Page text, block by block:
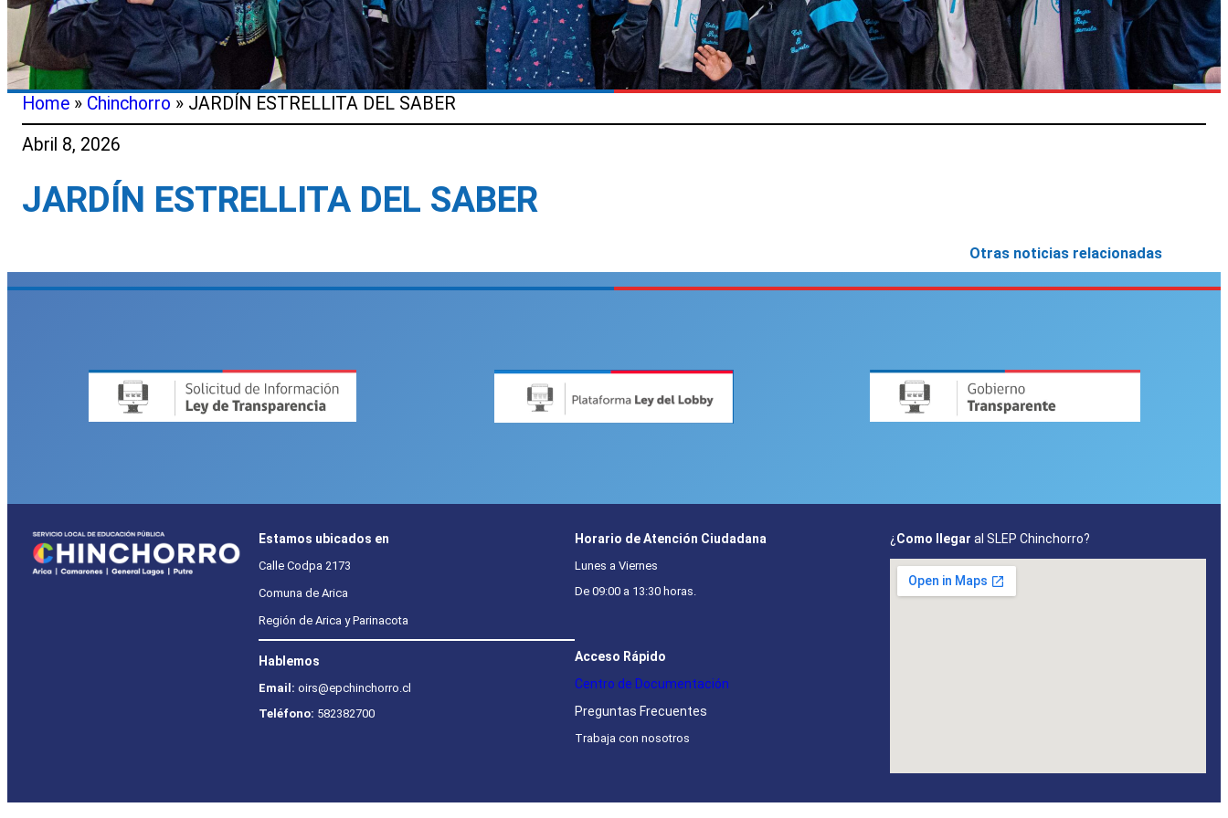
Home » Chinchorro » JARDÍN ESTRELLITA DEL SABER
Abril 8, 2026
JARDÍN ESTRELLITA DEL SABER
Otras noticias relacionadas
Estamos ubicados en
Calle Codpa 2173
Comuna de Arica
Región de Arica y Parinacota
Hablemos
Email:oirs@epchinchorro.cl
Teléfono: 582382700
Horario de Atención Ciudadana
Lunes a Viernes
De 09:00 a 13:30 horas.
Acceso Rápido
Centro de Documentación
Preguntas Frecuentes
Trabaja con nosotros
¿ Como llegar al SLEP Chinchorro?